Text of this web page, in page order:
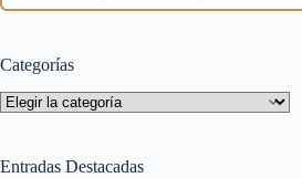
Categorías
Categorías
Entradas Destacadas